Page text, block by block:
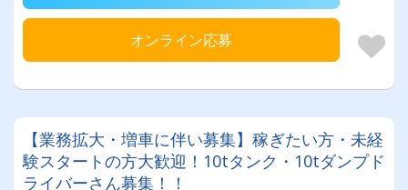
オンライン応募
【業務拡大・増車に伴い募集】稼ぎたい方・未経
験スタートの方大歓迎！10tタンク・10tダンプド
ライバーさん募集！！